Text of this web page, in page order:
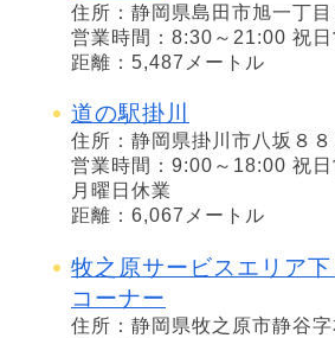
住所：静岡県島田市旭一丁
営業時間：8:30～21:00 祝日
距離：5,487メートル
道の駅掛川
住所：静岡県掛川市八坂８８
営業時間：9:00～18:00 祝
月曜日休業
距離：6,067メートル
牧之原サービスエリア
コーナー
住所：静岡県牧之原市静谷